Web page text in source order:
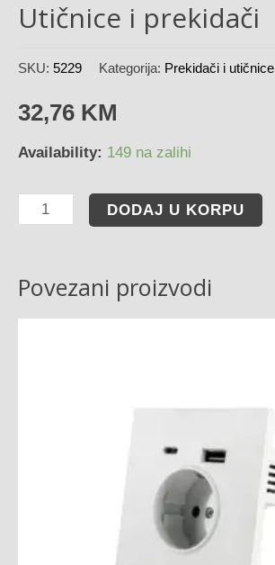
Utičnice i prekidači
SKU: 5229 Kategorija: Prekidači i utičnice
32,76 KM
Availability: 149 na zalihi
DODAJ U KORPU
Povezani proizvodi